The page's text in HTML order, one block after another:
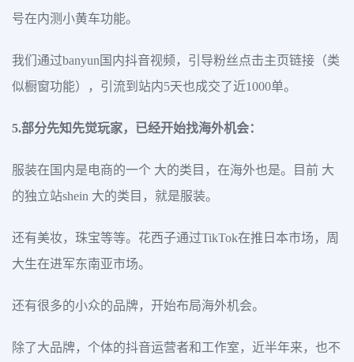
号在内测小黄车功能。
我们通过banyun国内抖音视频，引导粉丝点击主页链接（类
似橱窗功能），引流到站内5天也成交了近1000单。
5.部分先知先觉玩家，已经开始找海外机会：
服装在国内是电商的一个 大的类目，在海外也是。目前 大
的独立站shein 大的类目，就是服装。
还有美妆，珠宝等等。花西子通过TikTok在推日本市场，周
大生在进军东南亚市场。
还有很多的小众的品牌，开始布局海外机会。
除了大品牌，个体的抖音运营者和工作室，近半年来，也不